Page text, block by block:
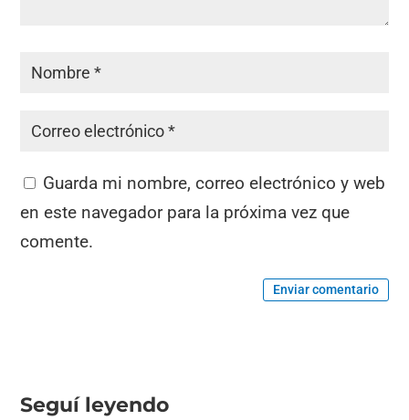
Guarda mi nombre, correo electrónico y web
en este navegador para la próxima vez que
comente.
Enviar comentario
Seguí leyendo